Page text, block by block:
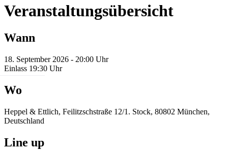
Veranstaltungsübersicht
Wann
18. September 2026 - 20:00 Uhr
Einlass 19:30 Uhr
Wo
Heppel & Ettlich, Feilitzschstraße 12/1. Stock, 80802 München,
Deutschland
Line up